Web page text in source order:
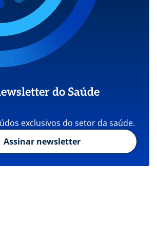
do Saúde
exclusivos do setor da saúde.
Assinar newsletter